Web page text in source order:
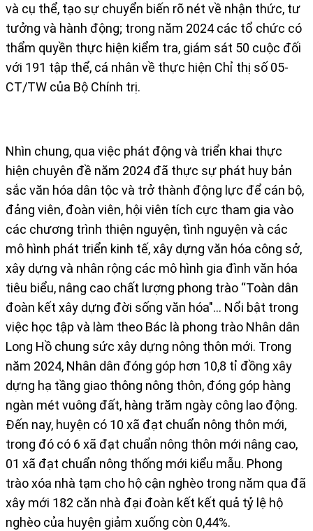
và cụ thể, tạo sự chuyển biến rõ nét về nhận thức, tư
tưởng và hành động; trong năm 2024 các tổ chức có
thẩm quyền thực hiện kiểm tra, giám sát 50 cuộc đối
với 191 tập thể, cá nhân về thực hiện Chỉ thị số 05-
CT/TW của Bộ Chính trị.
Nhìn chung, qua việc phát động và triển khai thực
hiện chuyên đề năm 2024 đã thực sự phát huy bản
sắc văn hóa dân tộc và trở thành động lực để cán bộ,
đảng viên, đoàn viên, hội viên tích cực tham gia vào
các chương trình thiện nguyện, tình nguyện và các
mô hình phát triển kinh tế, xây dựng văn hóa công sở,
xây dựng và nhân rộng các mô hình gia đình văn hóa
tiêu biểu, nâng cao chất lượng phong trào “Toàn dân
đoàn kết xây dựng đời sống văn hóa"... Nổi bật trong
việc học tập và làm theo Bác là phong trào Nhân dân
Long Hồ chung sức xây dựng nông thôn mới. Trong
năm 2024, Nhân dân đóng góp hơn 10,8 tỉ đồng xây
dựng hạ tầng giao thông nông thôn, đóng góp hàng
ngàn mét vuông đất, hàng trăm ngày công lao động.
Đến nay, huyện có 10 xã đạt chuẩn nông thôn mới,
trong đó có 6 xã đạt chuẩn nông thôn mới nâng cao,
01 xã đạt chuẩn nông thống mới kiểu mẫu. Phong
trào xóa nhà tạm cho hộ cận nghèo trong năm qua đã
xây mới 182 căn nhà đại đoàn kết kết quả tỷ lệ hộ
nghèo của huyện giảm xuống còn 0,44%.